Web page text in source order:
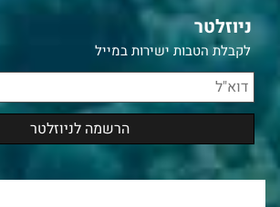
ניוזלטר
לקבלת הטבות ישירות במייל